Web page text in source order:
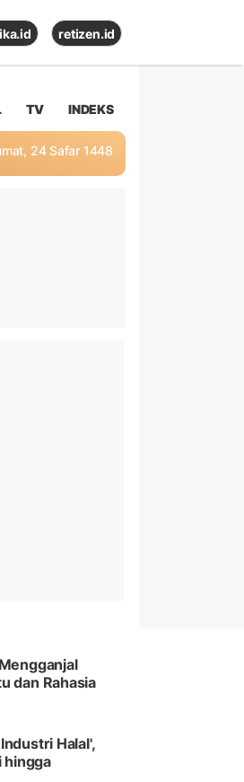
retizen.id
TV INDEKS
24 Safar 1448
dan Rahasia
Halal',
hingga